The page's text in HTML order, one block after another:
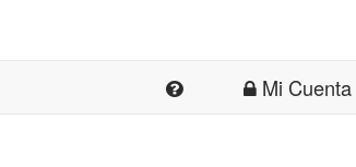
Mi Cuenta